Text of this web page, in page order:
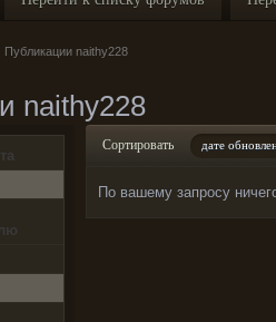
Публикации naithy228
naithy228
Сортировать дате
По вашему запросу